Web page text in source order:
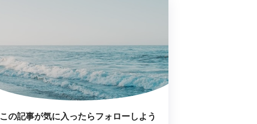
この記事が気に入ったらフォローしよう